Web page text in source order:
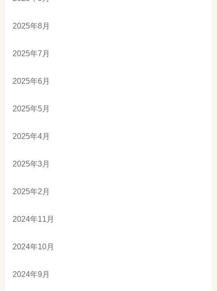
2025年8月
2025年7月
2025年6月
2025年5月
2025年4月
2025年3月
2025年2月
2024年11月
2024年10月
2024年9月